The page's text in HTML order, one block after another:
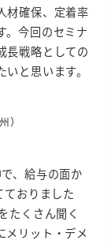
材確保、定着率
。今回のセミナ
長戦略としての
と思います。
）
、給与の面か
おりました
たくさん聞く
メリット・デメ